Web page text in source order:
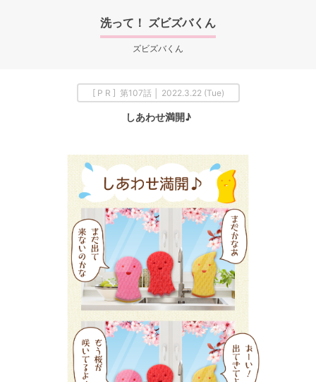
洗って！ ズビズバくん
ズビズバくん
[ P R ] 第107話 │ 2022.3.22 (Tue)
しあわせ満開♪